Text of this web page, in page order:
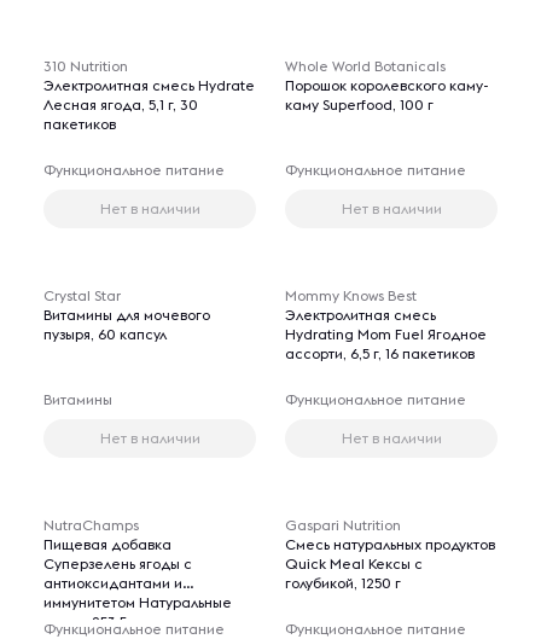
310 Nutrition
Электролитная смесь Hydrate
Лесная ягода, 5,1 г, 30
пакетиков
Функциональное питание
Нет в наличии
Whole World Botanicals
Порошок королевского каму-
каму Superfood, 100 г
Функциональное питание
Нет в наличии
Crystal Star
Витамины для мочевого
пузыря, 60 капсул
Витамины
Нет в наличии
Mommy Knows Best
Электролитная смесь
Hydrating Mom Fuel Ягодное
ассорти, 6,5 г, 16 пакетиков
Функциональное питание
Нет в наличии
NutraChamps
Пищевая добавка
Суперзелень ягоды с
антиоксидантами и
иммунитетом Натуральные
ягоды, 253,5 г
Функциональное питание
Gaspari Nutrition
Смесь натуральных продуктов
Quick Meal Кексы с
голубикой, 1250 г
Функциональное питание